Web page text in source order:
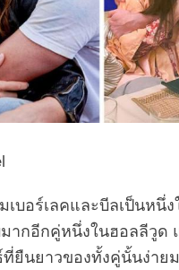
เบอร์เลคและบีลเป็นหนึ่
ากอีกคู่หนึ่งในฮอลลีวูด
ยืนยาวของทั้งคู่นั้นง่าย